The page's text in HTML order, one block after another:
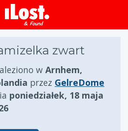
zawartości
zwart
w Arnhem,
przez GelreDome
poniedziałek, 18 maja